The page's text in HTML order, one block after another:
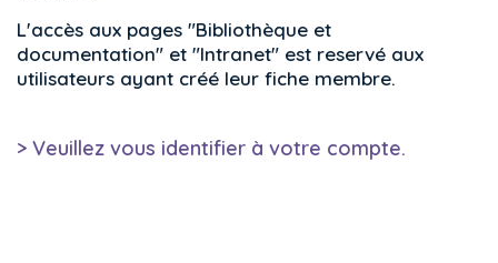
L'accès aux pages "Bibliothèque et
documentation" et "Intranet" est reservé aux
utilisateurs ayant créé leur fiche membre.
> Veuillez vous identifier à votre compte.